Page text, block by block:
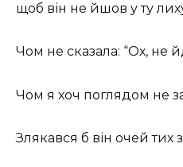
щоб він не йшов у ту
Чом не сказала: “Ох, не
Чом я хоч поглядом не
Злякався б він очей тих